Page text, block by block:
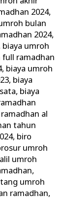
2024,
bulan
2024,
biaya umroh
full ramadhan
, biaya umroh
, biaya
, biaya
al
tahun
, biro
umroh
umroh
,
umroh
ramadhan,